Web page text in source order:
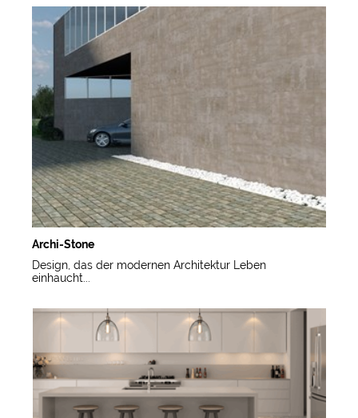
Archi-Stone
Design, das der modernen Architektur Leben
einhaucht...